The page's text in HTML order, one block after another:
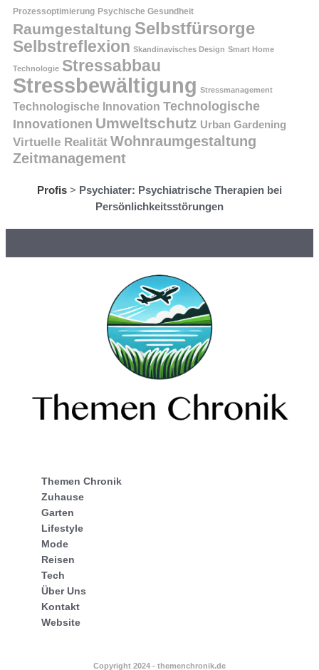
Prozessoptimierung Psychische Gesundheit
Raumgestaltung Selbstfürsorge
Selbstreflexion Skandinavisches Design Smart Home
Technologie Stressabbau
Stressbewältigung Stressmanagement
Technologische Innovation Technologische
Innovationen Umweltschutz Urban Gardening
Virtuelle Realität Wohnraumgestaltung
Zeitmanagement
Profis > Psychiater: Psychiatrische Therapien bei
Persönlichkeitsstörungen
Themen Chronik
Zuhause
Garten
Lifestyle
Mode
Reisen
Tech
Über Uns
Kontakt
Website
Copyright 2024 - themenchronik.de